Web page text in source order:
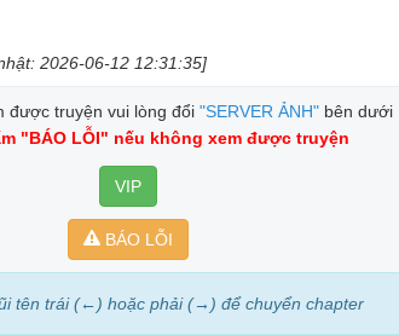
2026-06-12 12:31:35]
truyện vui lòng đổi "SERVER ẢNH" bên dưới
"BÁO LỖI" nếu không xem được truyện
VIP
BÁO LỖI
tên trái (←) hoặc phải (→) để chuyển chapter